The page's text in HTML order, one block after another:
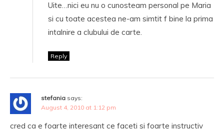
Uite…nici eu nu o cunosteam personal pe Maria
si cu toate acestea ne-am simtit f bine la prima
intalnire a clubului de carte.
Reply
stefania says:
August 4, 2010 at 1:12 pm
cred ca e foarte interesant ce faceti si foarte instructiv